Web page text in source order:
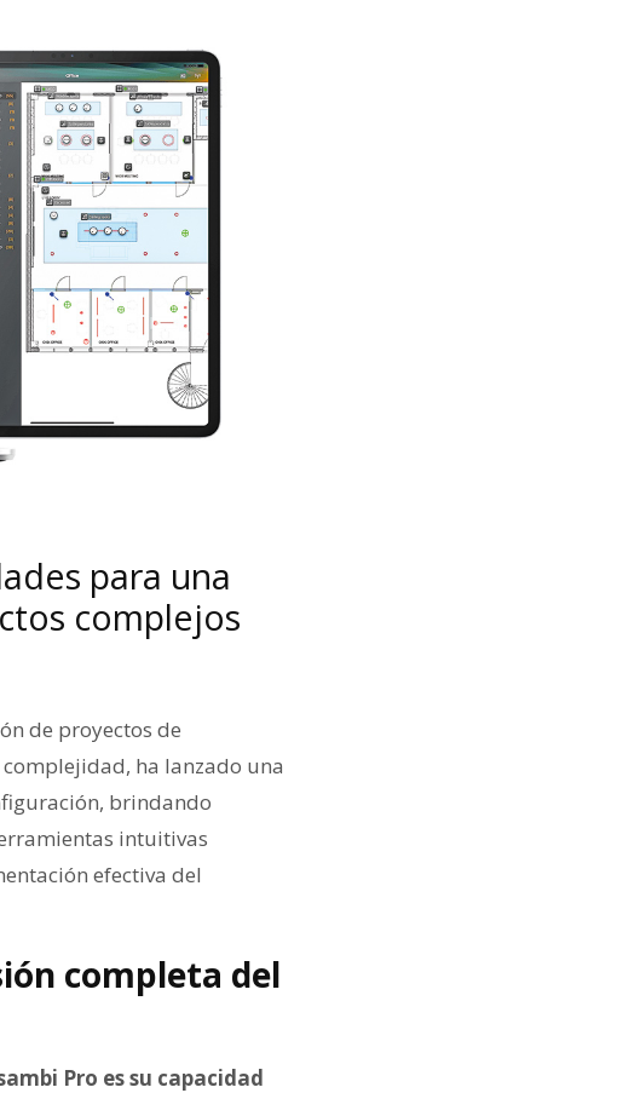
para una
complejos
de proyectos de
ha lanzado una
brindando
intuitivas
efectiva del
completa del
Pro es su capacidad